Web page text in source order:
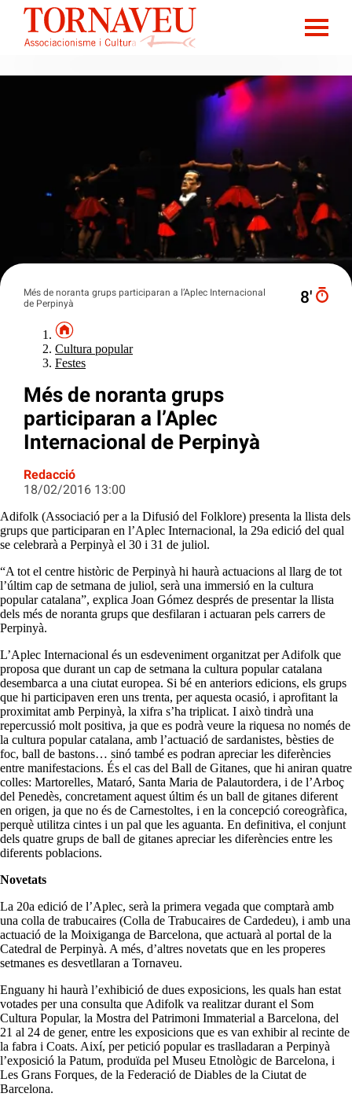
Més de noranta grups participaran a l’Aplec Internacional
de Perpinyà
8′
Cultura popular
Festes
Més de noranta grups
participaran a l’Aplec
Internacional de Perpinyà
Redacció
18/02/2016 13:00
Adifolk (Associació per a la Difusió del Folklore) presenta la llista dels
grups que participaran en l’Aplec Internacional, la 29a edició del qual
se celebrarà a Perpinyà el 30 i 31 de juliol.
“A tot el centre històric de Perpinyà hi haurà actuacions al llarg de tot
l’últim cap de setmana de juliol, serà una immersió en la cultura
popular catalana”, explica Joan Gómez després de presentar la llista
dels més de noranta grups que desfilaran i actuaran pels carrers de
Perpinyà.
L’Aplec Internacional és un esdeveniment organitzat per Adifolk que
proposa que durant un cap de setmana la cultura popular catalana
desembarca a una ciutat europea. Si bé en anteriors edicions, els grups
que hi participaven eren uns trenta, per aquesta ocasió, i aprofitant la
proximitat amb Perpinyà, la xifra s’ha triplicat. I això tindrà una
repercussió molt positiva, ja que es podrà veure la riquesa no només de
la cultura popular catalana, amb l’actuació de sardanistes, bèsties de
foc, ball de bastons… sinó també es podran apreciar les diferències
entre manifestacions. És el cas del Ball de Gitanes, que hi aniran quatre
colles: Martorelles, Mataró, Santa Maria de Palautordera, i de l’Arboç
del Penedès, concretament aquest últim és un ball de gitanes diferent
en origen, ja que no és de Carnestoltes, i en la concepció coreogràfica,
perquè utilitza cintes i un pal que les aguanta. En definitiva, el conjunt
dels quatre grups de ball de gitanes apreciar les diferències entre les
diferents poblacions.
Novetats
La 20a edició de l’Aplec, serà la primera vegada que comptarà amb
una colla de trabucaires (Colla de Trabucaires de Cardedeu), i amb una
actuació de la Moixiganga de Barcelona, que actuarà al portal de la
Catedral de Perpinyà. A més, d’altres novetats que en les properes
setmanes es desvetllaran a Tornaveu.
Enguany hi haurà l’exhibició de dues exposicions, les quals han estat
votades per una consulta que Adifolk va realitzar durant el Som
Cultura Popular, la Mostra del Patrimoni Immaterial a Barcelona, del
21 al 24 de gener, entre les exposicions que es van exhibir al recinte de
la fabra i Coats. Així, per petició popular es traslladaran a Perpinyà
l’exposició la Patum, produïda pel Museu Etnològic de Barcelona, i
Les Grans Forques, de la Federació de Diables de la Ciutat de
Barcelona.